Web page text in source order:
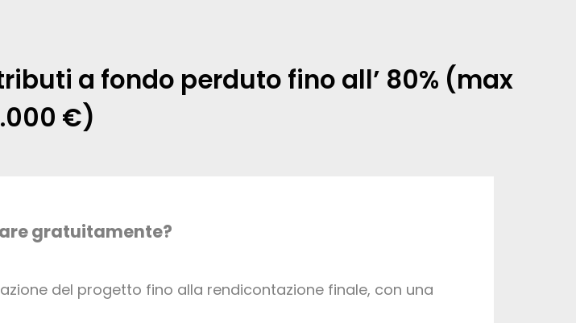
a fondo perduto fino all’ 80% (max
€)
gratuitamente?
del progetto fino alla rendicontazione finale, con una